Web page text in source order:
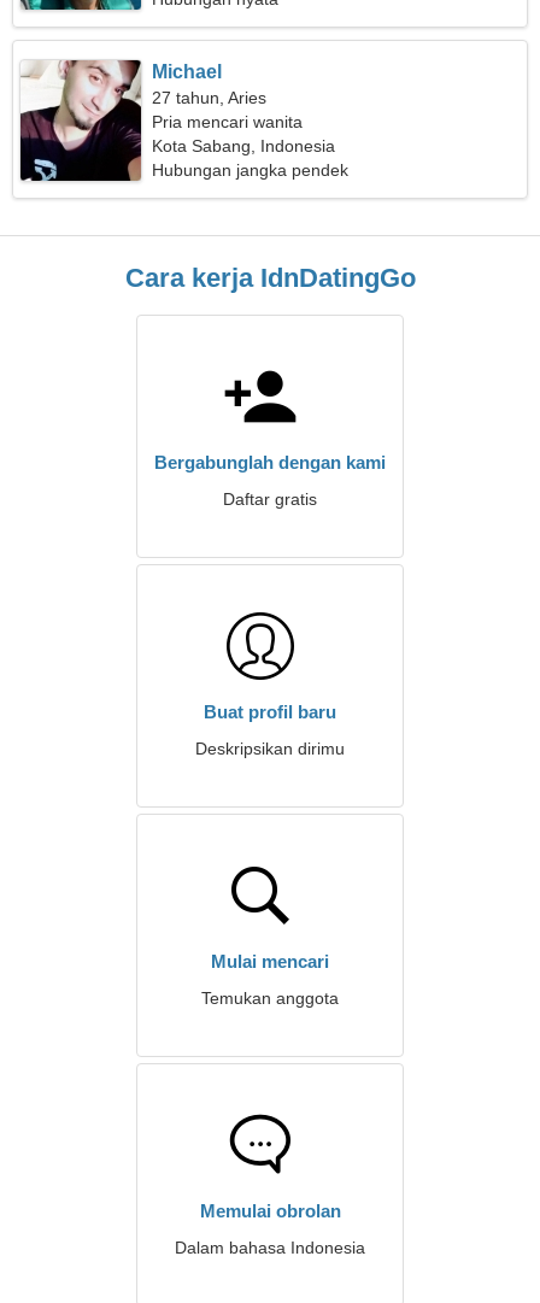
Michael
27 tahun, Aries
Pria mencari wanita
Kota Sabang, Indonesia
Hubungan jangka pendek
Cara kerja IdnDatingGo
Bergabunglah dengan kami
Daftar gratis
Buat profil baru
Deskripsikan dirimu
Mulai mencari
Temukan anggota
Memulai obrolan
Dalam bahasa Indonesia